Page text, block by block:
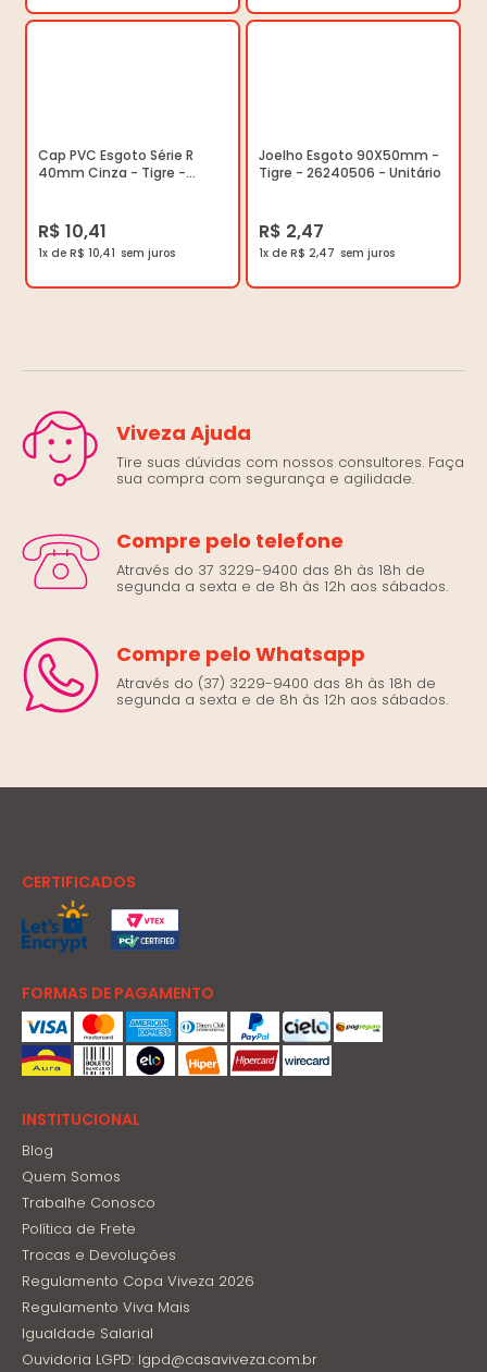
Cap PVC Esgoto Série R
40mm Cinza - Tigre -
R$ 10,41
1x de R$ 10,41
Joelho Esgoto 90X50mm -
Tigre - 26240506 - Unitário
R$ 2,47
1x de R$ 2,47
Viveza Ajuda
Tire suas dúvidas com nossos consultores. Faça
sua compra com segurança e agilidade.
Compre pelo telefone
Através do 37 3229-9400 das 8h às 18h de
segunda a sexta e de 8h às 12h aos sábados.
Compre pelo Whatsapp
Através do (37) 3229-9400 das 8h às 18h de
segunda a sexta e de 8h às 12h aos sábados.
CERTIFICADOS
FORMAS DE PAGAMENTO
INSTITUCIONAL
Blog
Quem Somos
Trabalhe Conosco
Política de Frete
Trocas e Devoluções
Regulamento Copa Viveza 2026
Regulamento Viva Mais
Igualdade Salarial
Ouvidoria LGPD: lgpd@casaviveza.com.br